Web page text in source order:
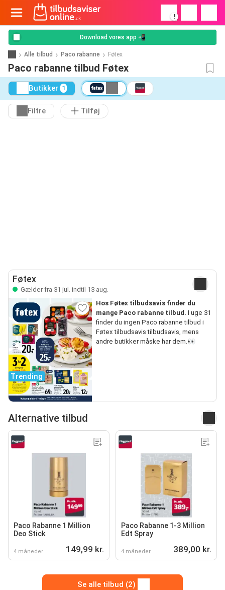
!
Download vores app 📲
Alle tilbud Paco rabanne Føtex
Paco rabanne tilbud Føtex
Butikker 1
Filtre Tilføj
Føtex
Gælder fra 31 jul. indtil 13 aug.
Trending
Hos Føtex tilbudsavis finder du
mange Paco rabanne tilbud. I uge 31
finder du ingen Paco rabanne tilbud i
Føtex tilbudsavis tilbudsavis, mens
andre butikker måske har dem.👀
Alternative tilbud
Paco Rabanne 1 Million
Deo Stick
4 måneder 149,99 kr.
Paco Rabanne 1-3 Million
Edt Spray
4 måneder 389,00 kr.
Se alle tilbud (2)